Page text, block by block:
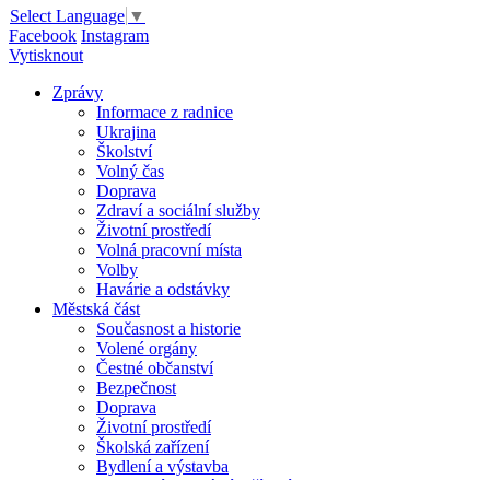
Select Language ▼
Facebook Instagram
Vytisknout
Zprávy
Informace z radnice
Ukrajina
Školství
Volný čas
Doprava
Zdraví a sociální služby
Životní prostředí
Volná pracovní místa
Volby
Havárie a odstávky
Městská část
Současnost a historie
Volené orgány
Čestné občanství
Bezpečnost
Doprava
Životní prostředí
Školská zařízení
Bydlení a výstavba